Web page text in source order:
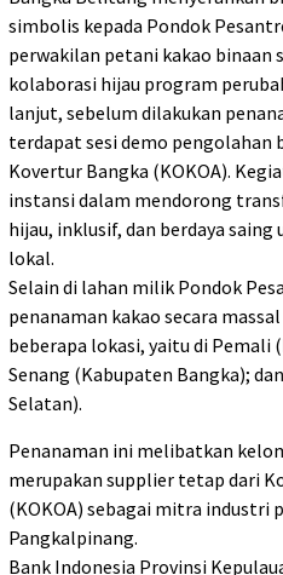
simbolis kepada Pondok
perwakilan petani kakao binaan
kolaborasi hijau program
lanjut, sebelum dilakukan
terdapat sesi demo pengolahan
Kovertur Bangka (KOKOA).
instansi dalam mendorong
hijau, inklusif, dan berdaya
lokal.
Selain di lahan milik Pondok
penanaman kakao secara
beberapa lokasi, yaitu di Pemali
Senang (Kabupaten Bangka);
Selatan).
Penanaman ini melibatkan
merupakan supplier tetap dari
(KOKOA) sebagai mitra industri
Pangkalpinang.
Bank Indonesia Provinsi